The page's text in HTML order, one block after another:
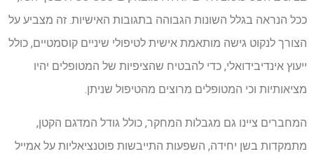
ככל הנראה בגלל השונות הגבוהה בתגובות האישיות. זה מצביע על
הצורך לנקוט גישה מותאמת אישית לטיפולי שיניים קוסמטיים, כולל
ייעוץ אינדיבידואלי, כדי להבטיח שהציפיות של המטופלים יהיו
מציאותיות וכי המטופלים מרוצים מהטיפול שניתן.
המחברים ציינו גם מגבלות המחקר, כולל גודל המדגם הקטן,
מתמקדות בשן יחידה, השפעות התייבשות פוטנציאליות על אמייל